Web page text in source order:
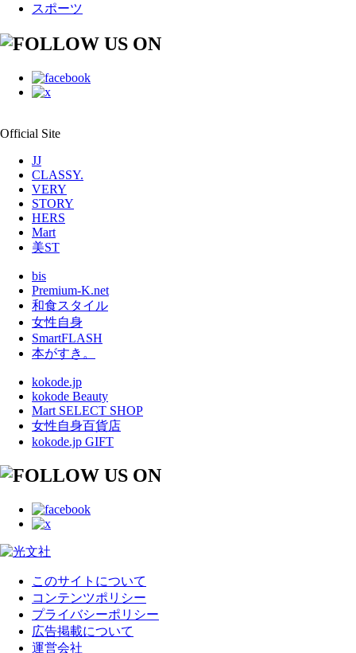
スポーツ
Official Site
JJ
CLASSY.
VERY
STORY
HERS
Mart
美ST
bis
Premium-K.net
和食スタイル
女性自身
SmartFLASH
本がすき。
kokode.jp
kokode Beauty
Mart SELECT SHOP
女性自身百貨店
kokode.jp GIFT
このサイトについて
コンテンツポリシー
プライバシーポリシー
広告掲載について
運営会社